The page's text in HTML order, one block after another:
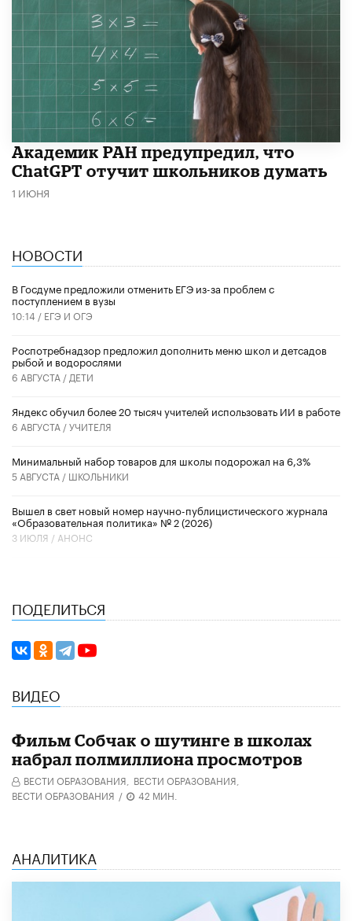
Академик РАН предупредил, что
ChatGPT отучит школьников думать
1 ИЮНЯ
НОВОСТИ
В Госдуме предложили отменить ЕГЭ из-за проблем с
поступлением в вузы
10:14 / ЕГЭ И ОГЭ
Роспотребнадзор предложил дополнить меню школ и детсадов
рыбой и водорослями
6 АВГУСТА / ДЕТИ
​Яндекс обучил более 20 тысяч учителей использовать ИИ в работе
6 АВГУСТА /УЧИТЕЛЯ
Минимальный набор товаров для школы подорожал на 6,3%
5 АВГУСТА / ШКОЛЬНИКИ
Вышел в свет новый номер научно-публицистического журнала
«Образовательная политика» № 2 (2026)
3 ИЮЛЯ / АНОНС
ПОДЕЛИТЬСЯ
ВИДЕО
Фильм Собчак о шутинге в школах
набрал полмиллиона просмотров
ВЕСТИ ОБРАЗОВАНИЯ, ВЕСТИ ОБРАЗОВАНИЯ,
ВЕСТИ ОБРАЗОВАНИЯ / 42 МИН.
АНАЛИТИКА